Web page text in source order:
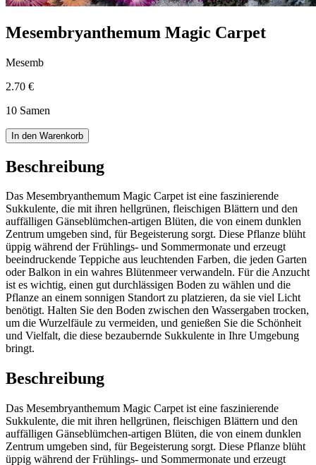
Mesembryanthemum Magic Carpet
Mesemb
2.70 €
10 Samen
In den Warenkorb
Beschreibung
Das Mesembryanthemum Magic Carpet ist eine faszinierende
Sukkulente, die mit ihren hellgrünen, fleischigen Blättern und den
auffälligen Gänseblümchen-artigen Blüten, die von einem dunklen
Zentrum umgeben sind, für Begeisterung sorgt. Diese Pflanze blüht
üppig während der Frühlings- und Sommermonate und erzeugt
beeindruckende Teppiche aus leuchtenden Farben, die jeden Garten
oder Balkon in ein wahres Blütenmeer verwandeln. Für die Anzucht
ist es wichtig, einen gut durchlässigen Boden zu wählen und die
Pflanze an einem sonnigen Standort zu platzieren, da sie viel Licht
benötigt. Halten Sie den Boden zwischen den Wassergaben trocken,
um die Wurzelfäule zu vermeiden, und genießen Sie die Schönheit
und Vielfalt, die diese bezaubernde Sukkulente in Ihre Umgebung
bringt.
Beschreibung
Das Mesembryanthemum Magic Carpet ist eine faszinierende
Sukkulente, die mit ihren hellgrünen, fleischigen Blättern und den
auffälligen Gänseblümchen-artigen Blüten, die von einem dunklen
Zentrum umgeben sind, für Begeisterung sorgt. Diese Pflanze blüht
üppig während der Frühlings- und Sommermonate und erzeugt